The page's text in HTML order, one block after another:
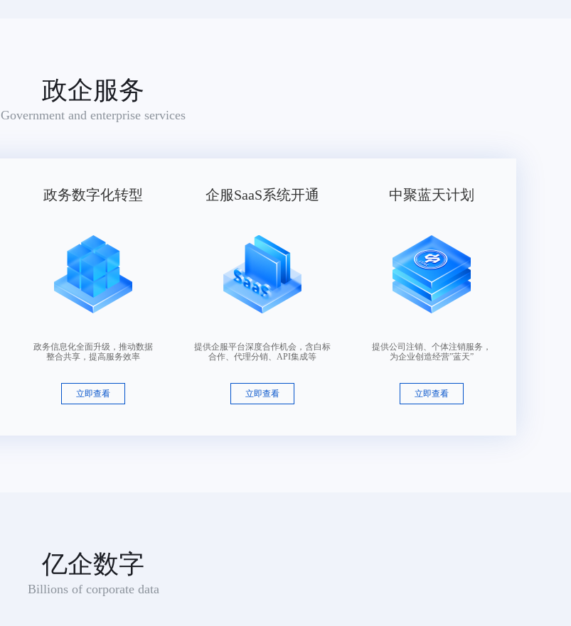
政企服务
Government and enterprise services
政务数字化转型
政务信息化全面升级，推动数据
整合共享，提高服务效率
立即查看
企服SaaS系统开通
提供企服平台深度合作机会，含白标
合作、代理分销、API集成等
立即查看
中聚蓝天计划
提供公司注销、个体注销服务，
为企业创造经营”蓝天”
立即查看
亿企数字
Billions of corporate data
适用范围：雨衣,手套(服装)（被驳回商品：腰带,帽,鞋,袜,婴儿全套衣,游泳衣,围巾,服装）